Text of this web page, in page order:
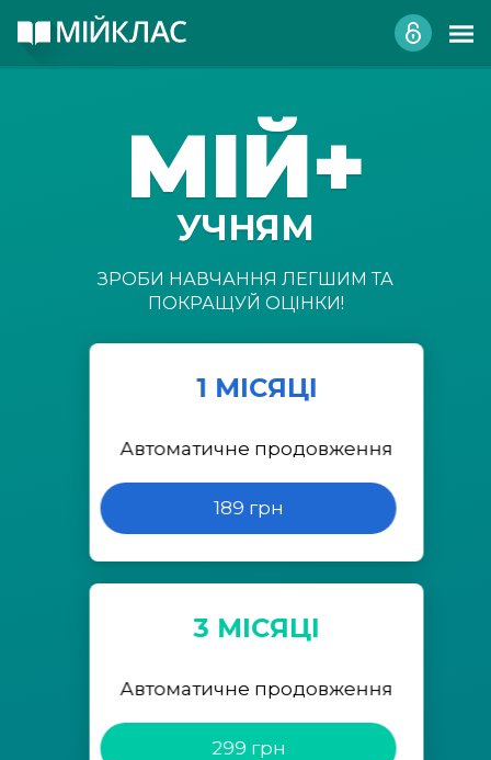
МІЙ+
УЧНЯМ
ЗРОБИ НАВЧАННЯ ЛЕГШИМ ТА
ПОКРАЩУЙ ОЦІНКИ!
1 МІСЯЦІ
Автоматичне продовження
189 грн
3 МІСЯЦІ
Автоматичне продовження
299 грн